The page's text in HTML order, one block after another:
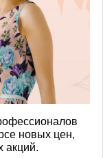
новых цен,
акций.